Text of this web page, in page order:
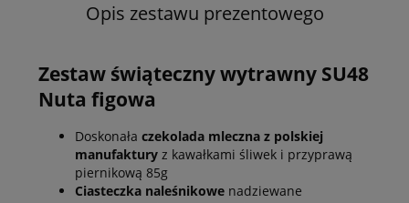
Opis zestawu prezentowego
Zestaw świąteczny wytrawny SU48
Nuta figowa
Doskonała czekolada mleczna z polskiej
manufaktury z kawałkami śliwek i przyprawą
piernikową 85g
Ciasteczka naleśnikowe nadziewane